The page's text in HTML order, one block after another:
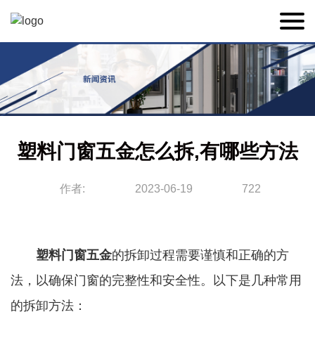
塑料门窗五金怎么拆,有哪些方法
作者: 2023-06-19 722
塑料门窗五金的拆卸过程需要谨慎和正确的方
法，以确保门窗的完整性和安全性。以下是几种常用
的拆卸方法：